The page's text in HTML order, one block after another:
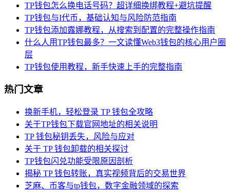
TP钱包怎么换电话号码？超详细换绑教程+避坑提醒
TP钱包与I代币，基础认知与风险防范指南
TP钱包添加露娜教程，从搜索到配置的完整操作指南
什么人用TP钱包最多？一文读懂Web3钱包的核心用户圈
层
TP钱包使用教程，新手快速上手的完整指南
热门文章
换新手机，轻松登录 TP 钱包全攻略
关于TP钱包下载官网地址的相关说明
TP 钱包秘钥丢失，风险与应对
关于 TP 钱包卸载的相关探讨
TP钱包闪兑功能受限原因剖析
揭秘 TP 钱包转账，真实视频背后的交易世界
芝麻、币客与tp钱包，数字金融领域的探索